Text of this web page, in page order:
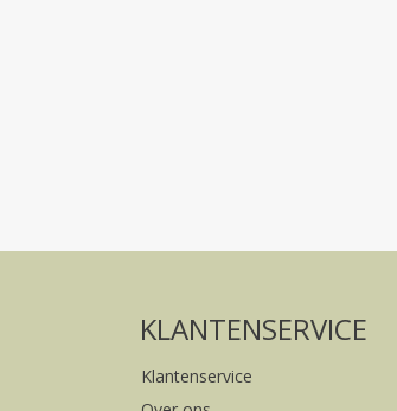
KLANTENSERVICE
Klantenservice